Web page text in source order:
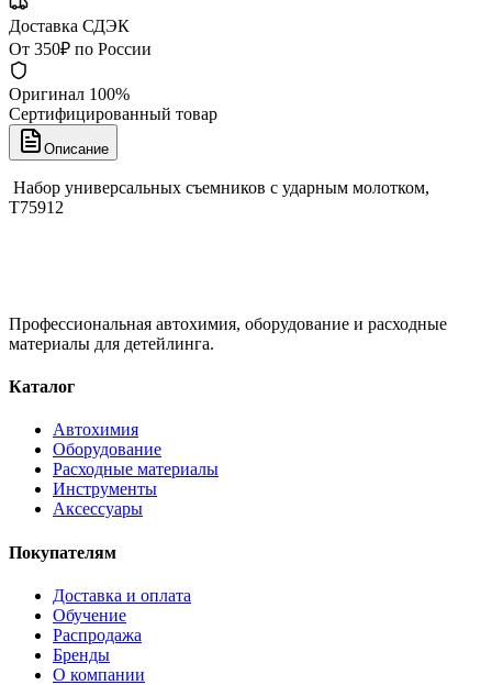
Доставка СДЭК
От 350₽ по России
Оригинал 100%
Сертифицированный товар
Описание
Набор универсальных съемников с ударным молотком,
T75912
Профессиональная автохимия, оборудование и расходные
материалы для детейлинга.
Каталог
Автохимия
Оборудование
Расходные материалы
Инструменты
Аксессуары
Покупателям
Доставка и оплата
Обучение
Распродажа
Бренды
О компании